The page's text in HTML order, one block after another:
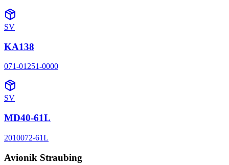
SV
KA138
071-01251-0000
SV
MD40-61L
2010072-61L
Avionik Straubing